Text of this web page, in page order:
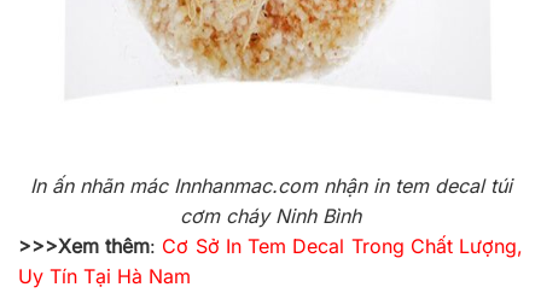
In ấn nhãn mác Innhanmac.com nhận in tem decal túi
cơm cháy Ninh Bình
>>>Xem thêm: Cơ Sở In Tem Decal Trong Chất Lượng,
Uy Tín Tại Hà Nam